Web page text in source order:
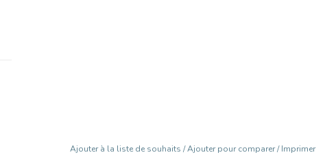
Ajouter à la liste de souhaits /Ajouter pour comparer/Imprimer